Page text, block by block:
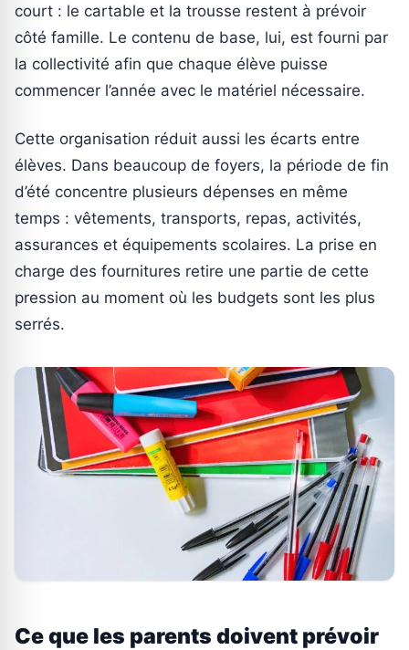
court : le cartable et la trousse restent à prévoir
côté famille. Le contenu de base, lui, est fourni par
la collectivité afin que chaque élève puisse
commencer l’année avec le matériel nécessaire.
Cette organisation réduit aussi les écarts entre
élèves. Dans beaucoup de foyers, la période de fin
d’été concentre plusieurs dépenses en même
temps : vêtements, transports, repas, activités,
assurances et équipements scolaires. La prise en
charge des fournitures retire une partie de cette
pression au moment où les budgets sont les plus
serrés.
Ce que les parents doivent prévoir